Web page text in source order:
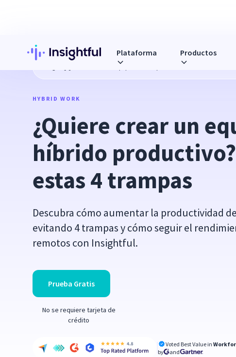
Plataforma Productos
¿Quiere crear un equipo híbrido productivo? Evite estas 4
HYBRID WORK
¿Quiere crear un
híbrido
estas 4 trampas
Descubra cómo aumentar la productividad
evitando 4 trampas y cómo seguir el
remotos con Insightful.
Prueba Gratis
No se requiere tarjeta de
crédito
Voted Best Value in
by
and